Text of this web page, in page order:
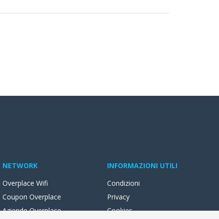
NETWORK
Overplace Wifi
Coupon Overplace
Aziende Overplace
INFORMAZIONI UTILI
Condizioni
Privacy
Cookies